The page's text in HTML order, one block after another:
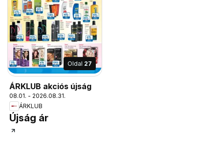
Oldal 27
ÁRKLUB akciós újság
08.01. - 2026.08.31.
ÁRKLUB
Újság ár